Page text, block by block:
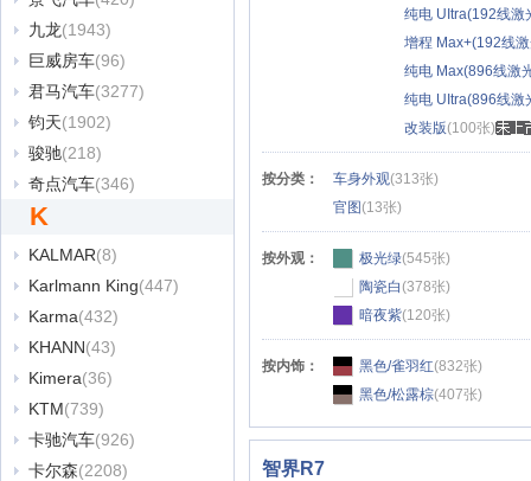
九龙(1943)
巨威房车(96)
君马汽车(3277)
钧天(1902)
骏驰(218)
奇点汽车(346)
K
KALMAR(8)
Karlmann King(447)
Karma(432)
KHANN(43)
Kimera(36)
KTM(739)
卡驰汽车(926)
卡尔森(2208)
纯电 UItra(192线激
增程 Max+(192线
纯电 Max(896线激
纯电 UItra(896线激
改装版(100张)
按分类： 车身外观(313张)
官图(13张)
按外观： 极光绿(545张)
陶瓷白(378张)
暗夜紫(120张)
按内饰： 黑色/雀羽红(832张)
黑色/松露棕(407张)
智界R7